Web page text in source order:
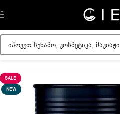
Skip to navigation
მთავარი/მამაკაცის სუნამოები
SALE
NEW